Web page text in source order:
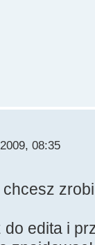
08:35
edita i